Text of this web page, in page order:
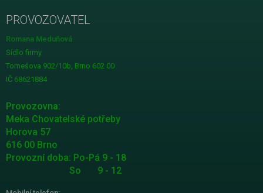
PROVOZOVATEL
Romana Meduňová
Sídlo firmy
Tomešova 902/10b, Brno 602 00
IČ 68621884
Provozovna:
Meka Chovatelské potřeby
Horova 57
616 00 Brno
Provozní doba: Po-Pá 9 - 18
So 9 - 12